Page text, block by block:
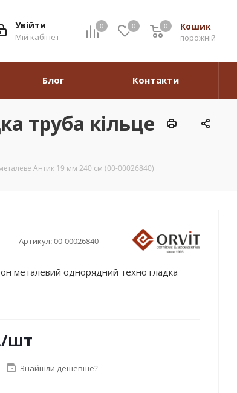
0 0 Кошик
0
порожній
0
Увійти
Мій кабінет
Блог Контакти
труба кільце
Антик 19 мм 240 см (00-00026840)
Артикул:00-00026840
металевий однорядний техно гладка
/шт
Знайшли дешевше?